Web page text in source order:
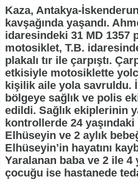
Kaza, Antakya-
kavşağında yaşandı.
idaresindeki 31 MD 1357
motosiklet, T.B.
plakalı tır ile çarpıştı.
etkisiyle motosiklette
kişilik aile yola savruldu.
bölgeye sağlık ve polis
edildi. Sağlık ekiplerinin
kontrollerde 24 yaşındaki
Elhüseyin ve 2 aylık
Elhüseyin’in hayatını
Yaralanan baba ve 2 ile 4
çocuğu ise hastanede